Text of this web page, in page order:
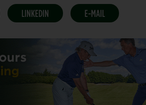
LINKEDIN E-MAIL